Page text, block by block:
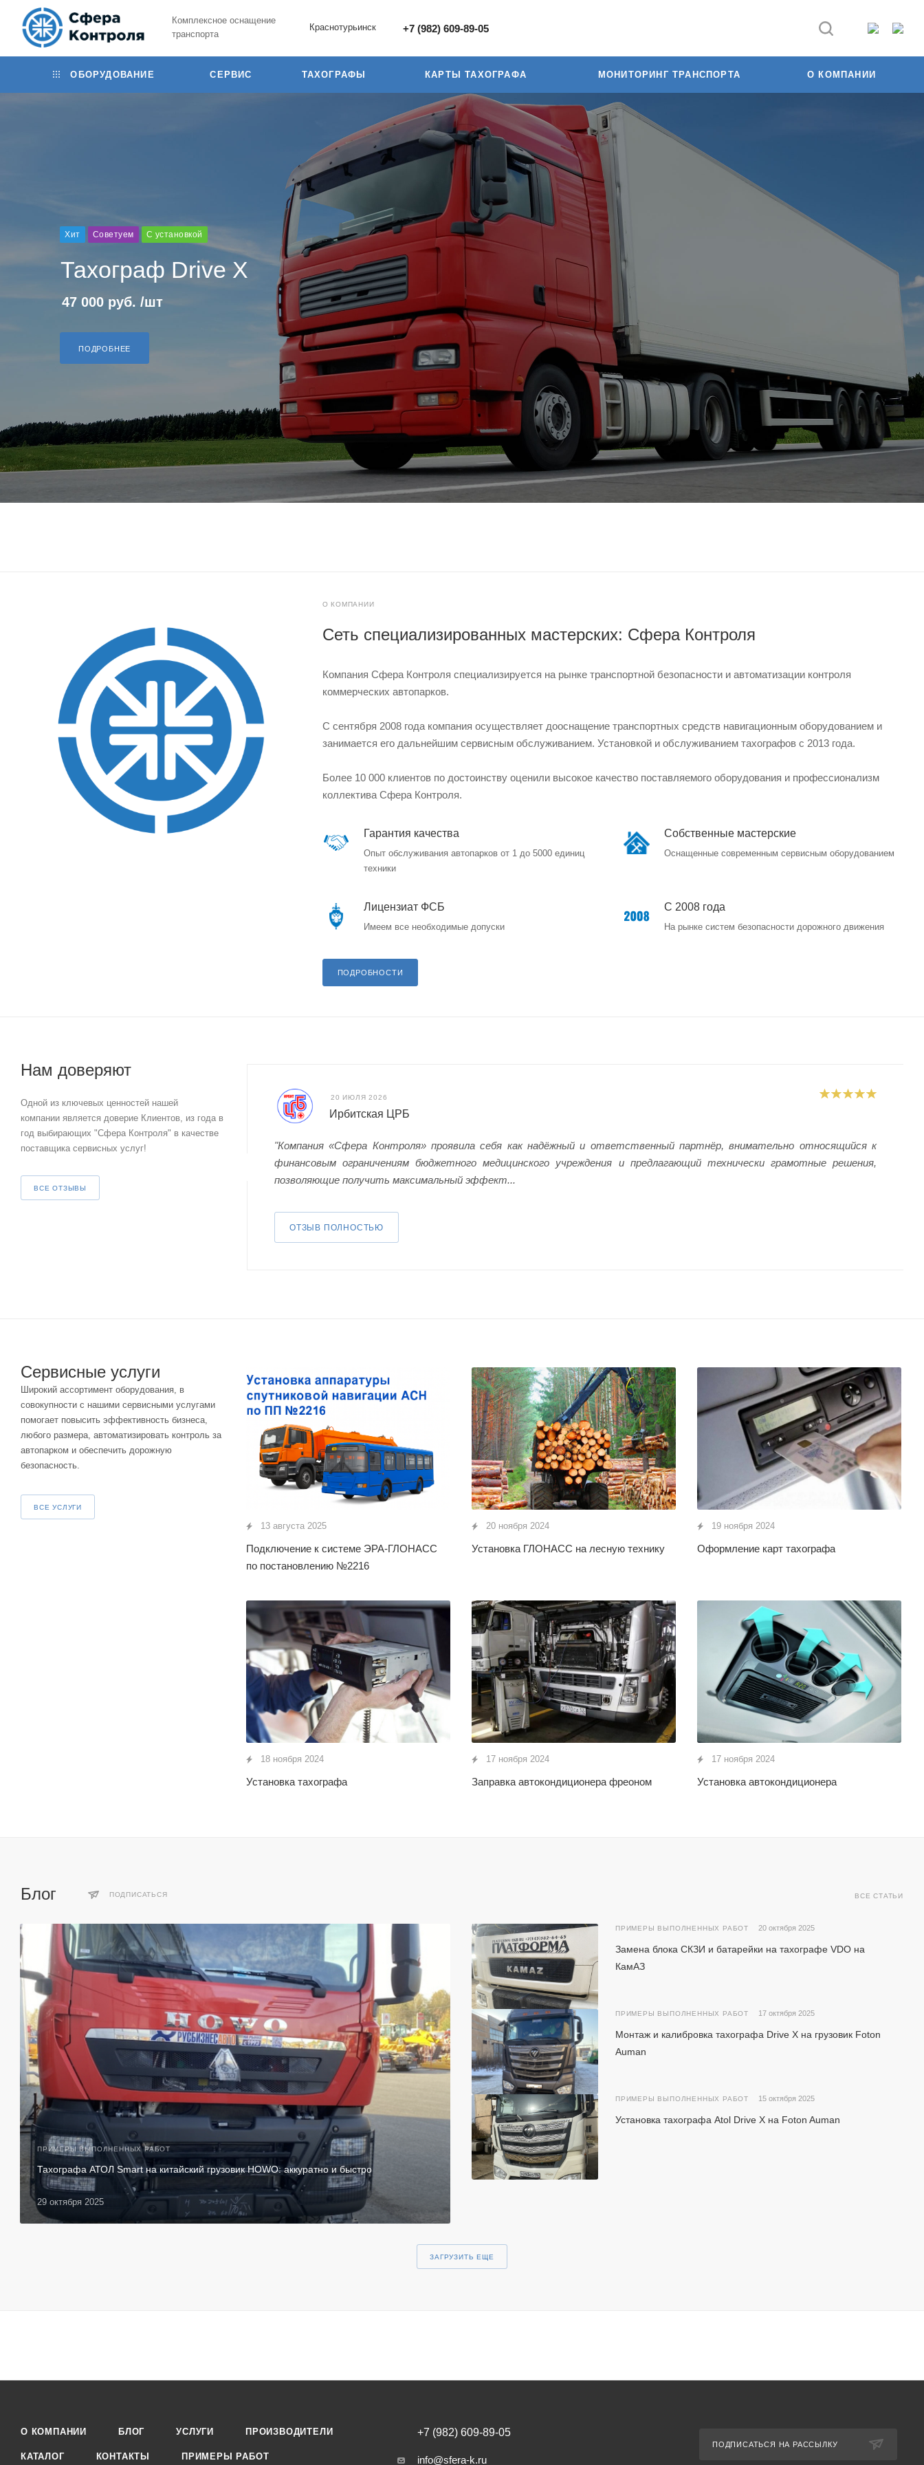
Комплексное оснащение
транспорта
Краснотурьинск +7 (982) 609-89-05
ОБОРУДОВАНИЕ СЕРВИС ТАХОГРАФЫ КАРТЫ ТАХОГРАФА МОНИТОРИНГ ТРАНСПОРТА О КОМПАНИИ
Хит Советуем С установкой
Тахограф Drive X
47 000 руб. /шт
ПОДРОБНЕЕ
О КОМПАНИИ
Сеть специализированных мастерских: Сфера Контроля
Компания Сфера Контроля специализируется на рынке транспортной безопасности и автоматизации контроля
коммерческих автопарков.
С сентября 2008 года компания осуществляет дооснащение транспортных средств навигационным оборудованием и
занимается его дальнейшим сервисным обслуживанием. Установкой и обслуживанием тахографов с 2013 года.
Более 10 000 клиентов по достоинству оценили высокое качество поставляемого оборудования и профессионализм
коллектива Сфера Контроля.
Гарантия качества
Опыт обслуживания автопарков от 1 до 5000 единиц
техники
Собственные мастерские
Оснащенные современным сервисным оборудованием
Лицензиат ФСБ
Имеем все необходимые допуски
С 2008 года
На рынке систем безопасности дорожного движения
ПОДРОБНОСТИ
Нам доверяют
Одной из ключевых ценностей нашей
компании является доверие Клиентов, из года в
год выбирающих "Сфера Контроля" в качестве
поставщика сервисных услуг!
ВСЕ ОТЗЫВЫ
20 ИЮЛЯ 2026
Ирбитская ЦРБ
"Компания «Сфера Контроля» проявила себя как надёжный и ответственный партнёр, внимательно относящийся к
финансовым ограничениям бюджетного медицинского учреждения и предлагающий технически грамотные решения,
позволяющие получить максимальный эффект...
ОТЗЫВ ПОЛНОСТЬЮ
Сервисные услуги
Широкий ассортимент оборудования, в
совокупности с нашими сервисными услугами
помогает повысить эффективность бизнеса,
любого размера, автоматизировать контроль за
автопарком и обеспечить дорожную
безопасность.
ВСЕ УСЛУГИ
13 августа 2025
Подключение к системе ЭРА-ГЛОНАСС
по постановлению №2216
20 ноября 2024
Установка ГЛОНАСС на лесную технику
19 ноября 2024
Оформление карт тахографа
18 ноября 2024
Установка тахографа
17 ноября 2024
Заправка автокондиционера фреоном
17 ноября 2024
Установка автокондиционера
Блог ПОДПИСАТЬСЯ ВСЕ СТАТЬИ
ПРИМЕРЫ ВЫПОЛНЕННЫХ РАБОТ
29 октября 2025
Тахографа АТОЛ Smart на китайский грузовик HOWO: аккуратно и быстро
ПРИМЕРЫ ВЫПОЛНЕННЫХ РАБОТ 20 октября 2025
Замена блока СКЗИ и батарейки на тахографе VDO на
КамАЗ
ПРИМЕРЫ ВЫПОЛНЕННЫХ РАБОТ 17 октября 2025
Монтаж и калибровка тахографа Drive X на грузовик Foton
Auman
ПРИМЕРЫ ВЫПОЛНЕННЫХ РАБОТ 15 октября 2025
Установка тахографа Atol Drive X на Foton Auman
ЗАГРУЗИТЬ ЕЩЕ
О КОМПАНИИ БЛОГ УСЛУГИ ПРОИЗВОДИТЕЛИ
КАТАЛОГ КОНТАКТЫ ПРИМЕРЫ РАБОТ
+7 (982) 609-89-05
info@sfera-k.ru
ПОДПИСАТЬСЯ НА РАССЫЛКУ